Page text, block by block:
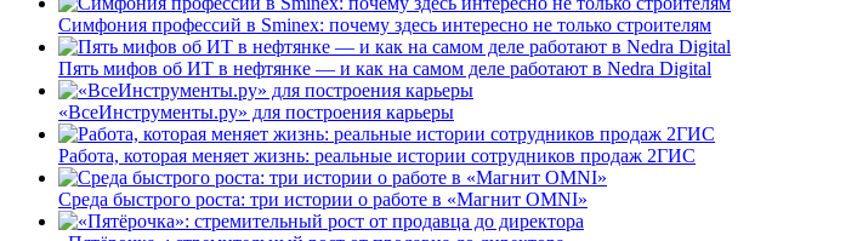
Симфония профессий в Sminex: почему здесь интересно не только строителям
Пять мифов об ИТ в нефтянке — и как на самом деле работают в Nedra Digital
«ВсеИнструменты.ру» для построения карьеры
Работа, которая меняет жизнь: реальные истории сотрудников продаж 2ГИС
Среда быстрого роста: три истории о работе в «Магнит OMNI»